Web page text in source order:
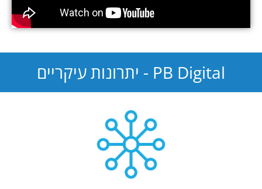
PB Digital - יתרונות עיקריים